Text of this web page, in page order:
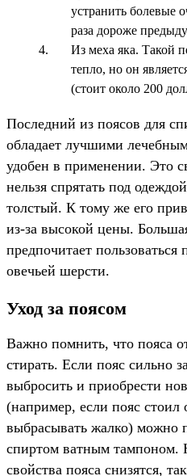
устранить болевые
раза дороже
Из меха яка. Такой
тепло, но он
(стоит около 200
Последний из поясов для
обладает лучшими
удобен в применении. Это
нельзя спрятать под
толстый. К тому же его
из-за высокой цены.
предпочитает пользоваться
овечьей шерсти.
Уход за поясом
Важно помнить, что пояса
стирать. Если пояс сильно
выбросить и приобрести
(например, если пояс стоил
выбрасывать жалко) можно
спиртом ватным тампоном.
свойства пояса снизятся,